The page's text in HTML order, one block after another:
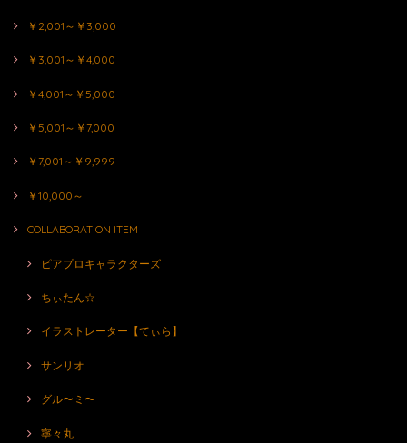
￥2,001～￥3,000
￥3,001～￥4,000
￥4,001～￥5,000
￥5,001～￥7,000
￥7,001～￥9,999
￥10,000～
COLLABORATION ITEM
ピアプロキャラクターズ
ちぃたん☆
イラストレーター【てぃら】
サンリオ
グル〜ミ〜
寧々丸